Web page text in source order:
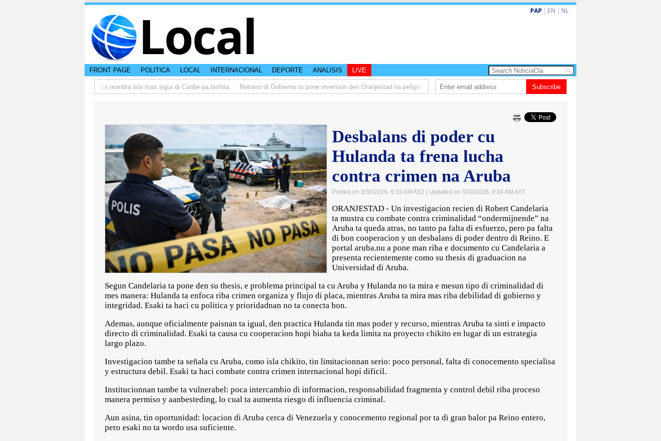
Local PAP | EN | NL
FRONT PAGE POLITICA LOCAL INTERNACIONAL DEPORTE ANALISIS LIVE
CISI: Aruba nombra isla mas sigur di Caribe pa bishita Retraso di Gobierno ta pone inversion den Oranjestad na peliger Abelardo de la Espriella a huramenta como presidente di Colombia
Subscribe
Desbalans di poder cu
Hulanda ta frena lucha
contra crimen na Aruba
Posted on 3/30/2026, 9:32 AM AST | Updated on 3/30/2026, 9:34 AM AST
ORANJESTAD - Un investigacion recien di Robert Candelaria
ta mustra cu combate contra criminalidad “ondermijnende” na
Aruba ta queda atras, no tanto pa falta di esfuerzo, pero pa falta
di bon cooperacion y un desbalans di poder dentro di Reino. E
portal aruba.nu a pone man riba e documento cu Candelaria a
presenta recientemente como su thesis di graduacion na
Universidad di Aruba.
Segun Candelaria ta pone den su thesis, e problema principal ta cu Aruba y Hulanda no ta mira e mesun tipo di criminalidad di
mes manera: Hulanda ta enfoca riba crimen organiza y flujo di placa, mientras Aruba ta mira mas riba debilidad di gobierno y
integridad. Esaki ta haci cu politica y prioridadnan no ta conecta bon.
Ademas, aunque oficialmente paisnan ta igual, den practica Hulanda tin mas poder y recurso, mientras Aruba ta sinti e impacto
directo di criminalidad. Esaki ta causa cu cooperacion hopi biaha ta keda limita na proyecto chikito en lugar di un estrategia
largo plazo.
Investigacion tambe ta señala cu Aruba, como isla chikito, tin limitacionnan serio: poco personal, falta di conocemento specialisa
y estructura debil. Esaki ta haci combate contra crimen internacional hopi dificil.
Institucionnan tambe ta vulnerabel: poca intercambio di informacion, responsabilidad fragmenta y control debil riba proceso
manera permiso y aanbesteding, lo cual ta aumenta riesgo di influencia criminal.
Aun asina, tin oportunidad: locacion di Aruba cerca di Venezuela y conocemento regional por ta di gran balor pa Reino entero,
pero esaki no ta wordo usa suficiente.